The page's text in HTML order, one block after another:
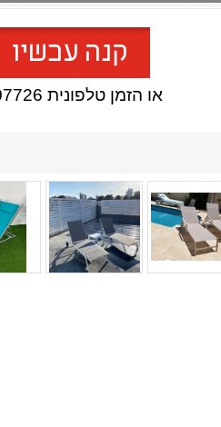
או הזמן טלפונית 09-7407726